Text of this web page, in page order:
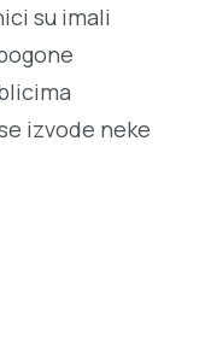
su imali
izvode neke